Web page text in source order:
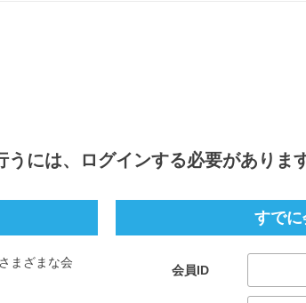
うには、ログインする必要があります
すでに
会員ID
まざまな会